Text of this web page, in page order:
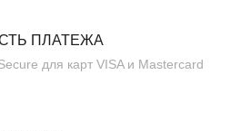
ПЛАТЕЖА
для карт VISA и Mastercard